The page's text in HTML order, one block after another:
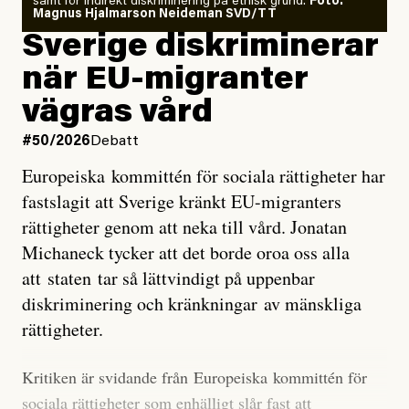
läget för hur den begynnande El Niño-händelsen ska
utveckla sig. El Niño är ett återkommande
väderfenomen som uppstår när havsvattnet i delar av
Stilla havet blir ovanligt varmt. Det påverkar vädret
över stora delar av världen och under
forskare allt oftare varnat för att den här El Niñon
Det verkar vara en underdrift, menar nu Zeke
Hausfather.
”Det ser ut som att årets El Niño inte bara med stor
sannolikhet kommer att bli den starkaste sedan
tillförlitliga mätningar inleddes – den kan till och med
marginal”, skriver han.
Magnus Hjalmarson Neideman SVD/TT
Sverige diskriminerar
när EU-migranter
vägras vård
#50/2026 Debatt
Europeiska kommittén för sociala rättigheter har
fastslagit att Sverige kränkt EU-migranters
rättigheter genom att neka till vård. Jonatan
Michaneck tycker att det borde oroa oss alla
att staten tar så lättvindigt på uppenbar
diskriminering och kränkningar av mänskliga
rättigheter.
Kritiken är svidande från Europeiska kommittén för
sociala rättigheter som enhälligt slår fast att